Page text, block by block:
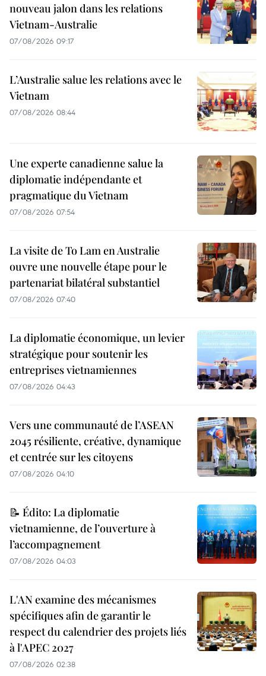
nouveau jalon dans les relations
Vietnam-Australie
07/08/2026 09:17
L’Australie salue les relations avec le
Vietnam
07/08/2026 08:44
Une experte canadienne salue la
diplomatie indépendante et
pragmatique du Vietnam
07/08/2026 07:54
La visite de To Lam en Australie
ouvre une nouvelle étape pour le
partenariat bilatéral substantiel
07/08/2026 07:40
La diplomatie économique, un levier
stratégique pour soutenir les
entreprises vietnamiennes
07/08/2026 04:43
Vers une communauté de l’ASEAN
2045 résiliente, créative, dynamique
et centrée sur les citoyens
07/08/2026 04:10
📝 Édito: La diplomatie
vietnamienne, de l’ouverture à
l’accompagnement
07/08/2026 04:03
L'AN examine des mécanismes
spécifiques afin de garantir le
respect du calendrier des projets liés
à l'APEC 2027
07/08/2026 02:38